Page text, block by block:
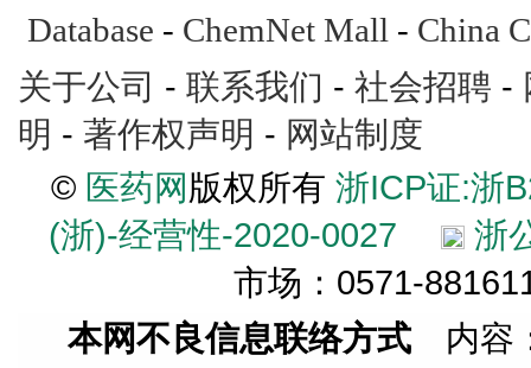
Database - ChemNet Mall - China
关于公司 - 联系我们 - 社会招聘 -
明 - 著作权声明 - 网站制度
© 医药网版权所有 浙ICP证:浙
(浙)-经营性-2020-0027
浙
市场：0571-
本网不良信息联络方式 内